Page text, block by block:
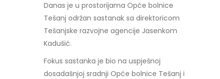
Danas je u prostorijama Opće bolnice
Tešanj održan sastanak sa direktoricom
Tešanjske razvojne agencije Jasenkom
Kadušić.
Fokus sastanka je bio na uspješnoj
dosadašnjoj sradnji Opće bolnice Tešanj i